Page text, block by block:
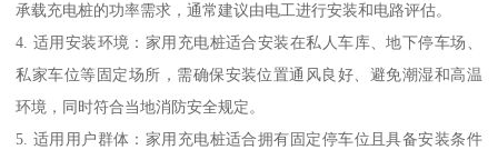
承载充电桩的功率需求，通常建议由电工进行安装和电路评估。
4. 适用安装环境：家用充电桩适合安装在私人车库、地下停车场、
私家车位等固定场所，需确保安装位置通风良好、避免潮湿和高温
环境，同时符合当地消防安全规定。
5. 适用用户群体：家用充电桩适合拥有固定停车位且具备安装条件